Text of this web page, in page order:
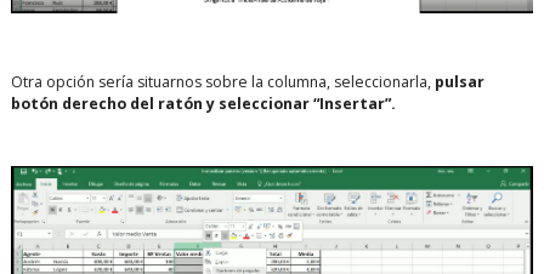
Otra opción sería situarnos sobre la columna, seleccionarla,pulsar
botón derecho del ratón y seleccionar “Insertar”.